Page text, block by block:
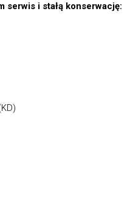
serwis i stałą konserwację: